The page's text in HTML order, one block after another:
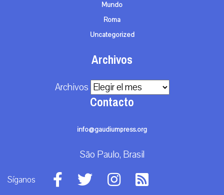
Mundo
Roma
Uncategorized
Archivos
Archivos
Contacto
info@gaudiumpress.org
São Paulo, Brasil
Síganos